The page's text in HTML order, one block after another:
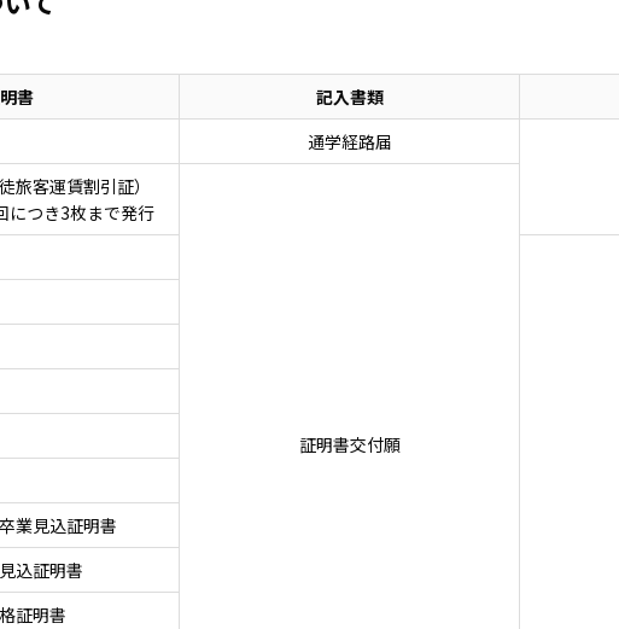
書
記入書類
通学経路届
旅客運賃割引証）
につき3枚まで発行
証明書交付願
業見込証明書
込証明書
証明書